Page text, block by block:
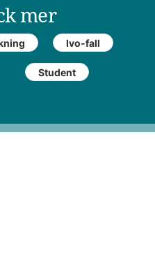
mer
Ivo-fall
Student